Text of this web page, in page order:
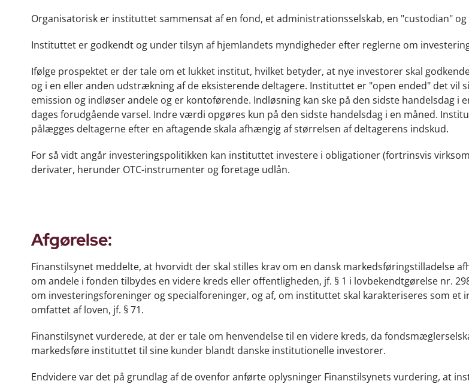
Organisatorisk er instituttet sammensat af en fond, et administrationsselskab, en "custodian"
Instituttet er godkendt og under tilsyn af hjemlandets myndigheder efter reglerne om
Ifølge prospektet er der tale om et lukket institut, hvilket betyder, at nye investorer skal
og i en eller anden udstrækning af de eksisterende deltagere. Instituttet er "open ended" det vil
emission og indløser andele og er kontoførende. Indløsning kan ske på den sidste handelsdag i
dages forudgående varsel. Indre værdi opgøres kun på den sidste handelsdag i en måned.
pålægges deltagerne efter en aftagende skala afhængig af størrelsen af deltagerens indskud.
For så vidt angår investeringspolitikken kan instituttet investere i obligationer (fortrinsvis
derivater, herunder OTC-instrumenter og foretage udlån.
Afgørelse:
Finanstilsynet meddelte, at hvorvidt der skal stilles krav om en dansk markedsføringstilladelse
om andele i fonden tilbydes en videre kreds eller offentligheden, jf. § 1 i lovbekendtgørelse nr.
om investeringsforeninger og specialforeninger, og af, om instituttet skal karakteriseres som et
omfattet af loven, jf. § 71.
Finanstilsynet vurderede, at der er tale om henvendelse til en videre kreds, da
markedsføre instituttet til sine kunder blandt danske institutionelle investorer.
Endvidere var det på grundlag af de ovenfor anførte oplysninger Finanstilsynets vurdering, at